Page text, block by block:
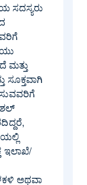
ಸದಸ್ಯರು
ಮತ್ತು
ಸೂಕ್ತವಾಗಿ
ಇಲಾಖೆ/
ಅಥವಾ